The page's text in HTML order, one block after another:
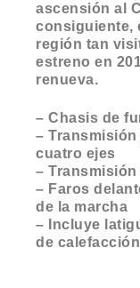
ascensión al
consiguiente,
región tan
estreno en
renueva.
– Chasis de
–
cuatro ejes
–
– Faros
de la marcha
– Incluye
de